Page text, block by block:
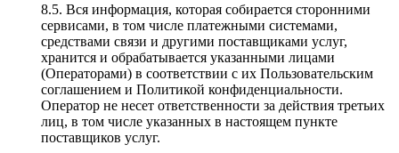
Вся информация, которая собирается сторонними
сервисами, в том числе платежными системами,
средствами связи и другими поставщиками услуг,
хранится и обрабатывается указанными лицами
(Операторами) в соответствии с их Пользовательским
соглашением и Политикой конфиденциальности.
Оператор не несет ответственности за действия третьих
лиц, в том числе указанных в настоящем пункте
поставщиков услуг.